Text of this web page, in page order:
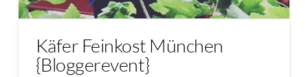
Käfer Feinkost München
{Bloggerevent}